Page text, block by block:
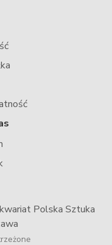
Polska Sztuka